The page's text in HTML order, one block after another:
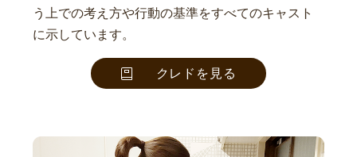
う上での考え方や行動の基準をすべてのキャスト
に示しています。
クレドを見る